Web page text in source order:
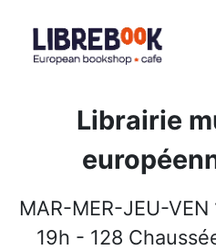
Librairie
MAR-MER-JEU-
19h - 128